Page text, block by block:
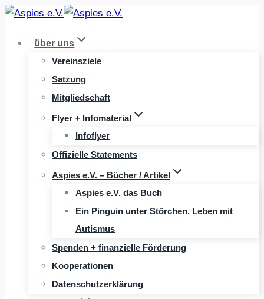
Zum
springenüber uns
Vereinsziele
Satzung
Mitgliedschaft
Flyer + Infomaterial
Infoflyer
Offizielle Statements
Aspies e.V. – Bücher / Artikel
Aspies e.V. das Buch
Ein Pinguin unter Störchen. Leben mit
Autismus
Spenden + finanzielle Förderung
Kooperationen
Datenschutzerklärung